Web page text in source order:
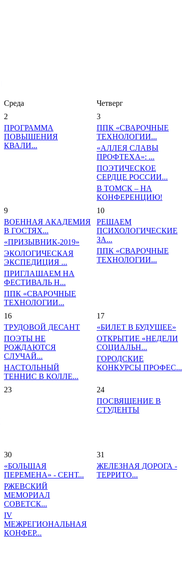
Среда Четверг
2
ПРОГРАММА
ПОВЫШЕНИЯ
КВАЛИ...
3
ППК «СВАРОЧНЫЕ
ТЕХНОЛОГИИ...
«АЛЛЕЯ СЛАВЫ
ПРОФТЕХА»: ...
ПОЭТИЧЕСКОЕ
СЕРДЦЕ РОССИИ...
В ТОМСК – НА
КОНФЕРЕНЦИЮ!
9
ВОЕННАЯ АКАДЕМИЯ
В ГОСТЯХ...
«ПРИЗЫВНИК-2019»
ЭКОЛОГИЧЕСКАЯ
ЭКСПЕДИЦИЯ ...
ПРИГЛАШАЕМ НА
ФЕСТИВАЛЬ Н...
ППК «СВАРОЧНЫЕ
ТЕХНОЛОГИИ...
10
РЕШАЕМ
ПСИХОЛОГИЧЕСКИЕ
ЗА...
ППК «СВАРОЧНЫЕ
ТЕХНОЛОГИИ...
16
ТРУДОВОЙ ДЕСАНТ
ПОЭТЫ НЕ
РОЖДАЮТСЯ
СЛУЧАЙ...
НАСТОЛЬНЫЙ
ТЕННИС В КОЛЛЕ...
17
«БИЛЕТ В БУДУЩЕЕ»
ОТКРЫТИЕ «НЕДЕЛИ
СОЦИАЛЬН...
ГОРОДСКИЕ
КОНКУРСЫ ПРОФЕС...
23
24
ПОСВЯЩЕНИЕ В
СТУДЕНТЫ
30
«БОЛЬШАЯ
ПЕРЕМЕНА» - СЕНТ...
РЖЕВСКИЙ
МЕМОРИАЛ
СОВЕТСК...
IV
МЕЖРЕГИОНАЛЬНАЯ
КОНФЕР...
31
ЖЕЛЕЗНАЯ ДОРОГА -
ТЕРРИТО...